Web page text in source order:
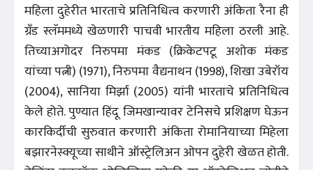
महिला दुहेरीत भारताचे प्रतिनिधित्व करणारी अंकिता रैना ही
ग्रँड स्लॅममध्ये खेळणारी पाचवी भारतीय महिला ठरली आहे.
तिच्याअगोदर निरुपमा मंकड (क्रिकेटपटू अशोक मंकड
यांच्या पत्नी) (1971), निरुपमा वैद्यनाथन (1998), शिखा उबेरॉय
(2004), सानिया मिर्झा (2005) यांनी भारताचे प्रतिनिधित्व
केले होते. पुण्यात हिंदू जिमखान्यावर टेनिसचे प्रशिक्षण घेऊन
कारकिर्दीची सुरुवात करणारी अंकिता रोमानियाच्या मिहेला
बझारनेस्क्यूच्या साथीने ऑस्ट्रेलिअन ओपन दुहेरी खेळत होती.